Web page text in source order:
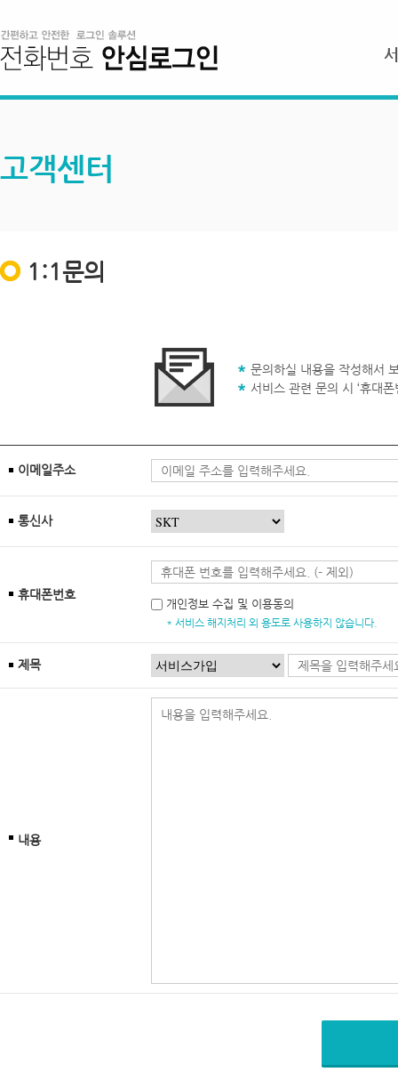
고객센터
1:1문의
문의하실 내용을 작성해서
서비스 관련 문의 시 ‘휴대
이메일주소
통신사
휴대폰번호
개인정보 수집 및 이용동의
* 서비스 해지처리 외 용도로 사용하지 않습니다.
제목
내용